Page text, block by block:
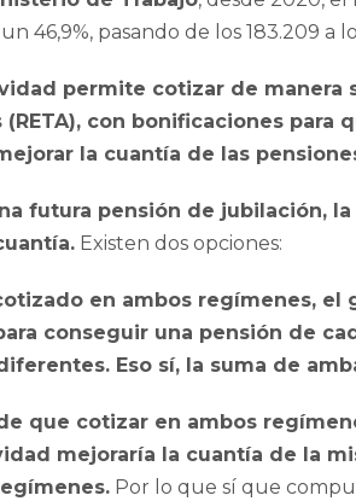
46,9%, pasando de los 183.209 a
permite cotizar de manera
con bonificaciones para
la cuantía de las
futura pensión de jubilación,
Existen dos opciones:
en ambos regímenes, el
conseguir una pensión de
Eso sí, la suma de
que cotizar en ambos
mejoraría la cuantía de la
Por lo que sí que